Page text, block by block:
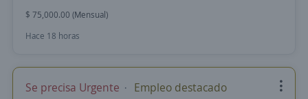
$ 75,000.00 (Mensual)
Hace 18 horas
Se precisa Urgente Empleo destacado